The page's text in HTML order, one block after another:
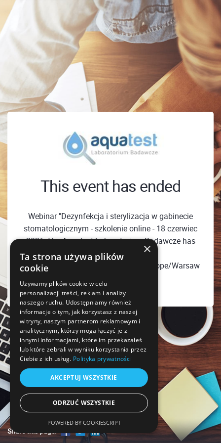
This event has ended
Webinar "Dezynfekcja i sterylizacja w gabinecie
stomatologicznym - szkolenie online - 18 czerwiec
2026r." by Aquatest Laboratorium Badawcze has
ended
Thursday, June 18, 2026 09:00 PM Europe/Warsaw
Share this page!
×
Ta strona używa plików
cookie
Używamy plików cookie w celu
personalizacji treści, reklam i analizy
naszego ruchu. Udostępniamy również
informacje o tym, jak korzystasz z naszej
witryny, naszym partnerom reklamowym i
analitycznym, którzy mogą łączyć je z
innymi informacjami, które im przekazałeś
lub które zebrali w wyniku korzystania przez
Ciebie z ich usług. Polityka prywatności
AKCEPTUJ WSZYSTKIE
ODRZUĆ WSZYSTKIE
POWERED BY COOKIESCRIPT